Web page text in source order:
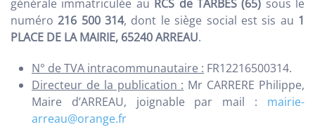
générale immatriculée au RCS de TARBES (65) sous le
numéro216 500 314, dont le siège social est sis au 1
PLACE DE LA MAIRIE, 65240 ARREAU.
N° de TVA intracommunautaire : FR12216500314.
Directeur de la publication : Mr CARRERE Philippe,
Maire d’ARREAU, joignable par mail : mairie-
arreau@orange.fr